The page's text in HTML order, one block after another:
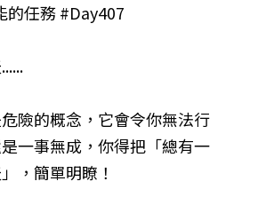
戰錄》完整典藏版
1
2
學
八字推理
的任務 #Day407
危險的概念，它會令你無法行
一事無成，你得把「總有一
，簡單明瞭！